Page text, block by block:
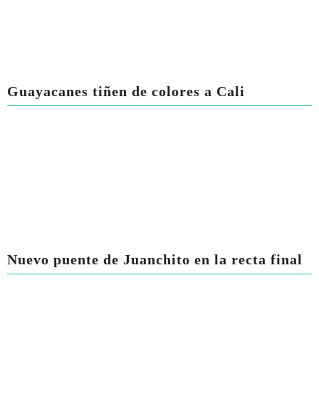
Guayacanes tiñen de colores a Cali
Nuevo puente de Juanchito en la recta final